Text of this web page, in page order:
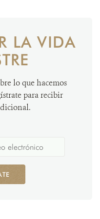
LA VIDA
lo que hacemos
para recibir